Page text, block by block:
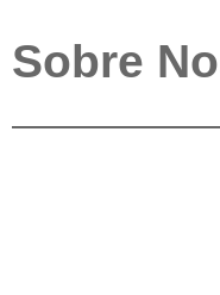
Sobre